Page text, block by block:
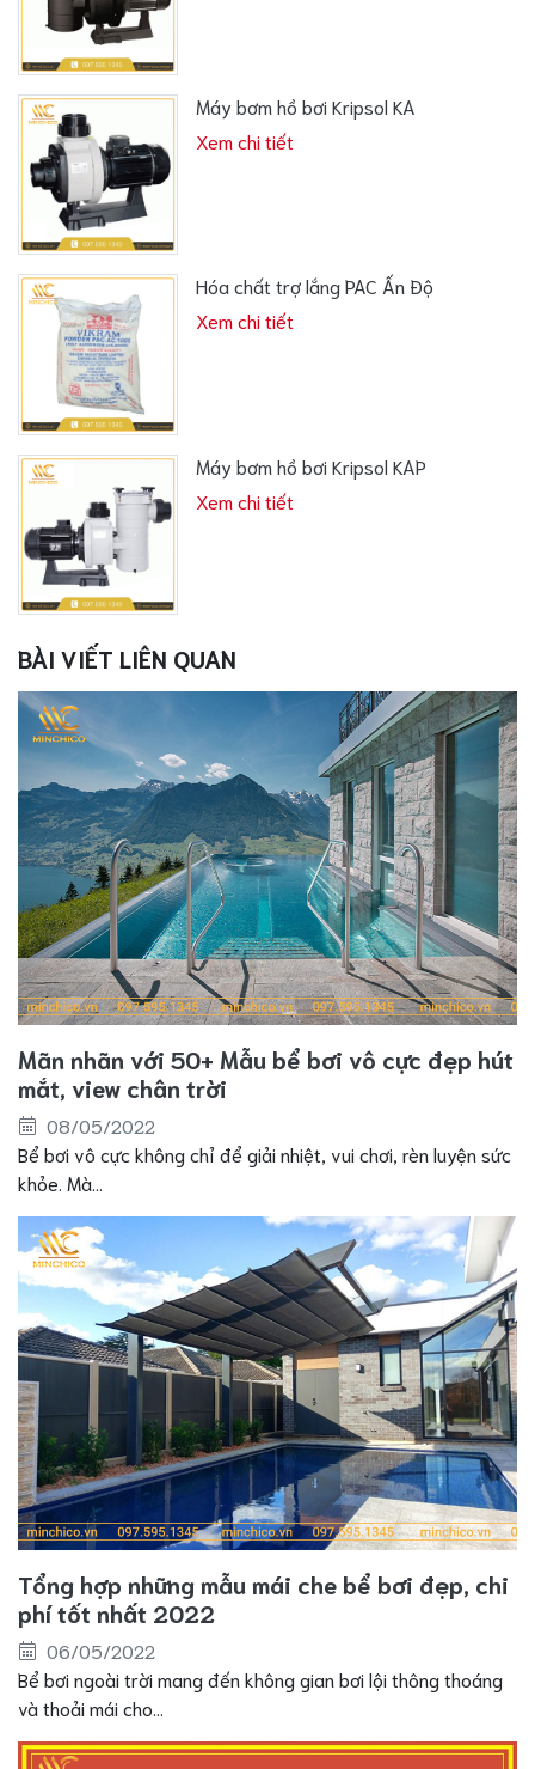
Máy bơm hồ bơi Kripsol KA
Xem chi tiết
Hóa chất trợ lắng PAC Ấn Độ
Xem chi tiết
Máy bơm hồ bơi Kripsol KAP
Xem chi tiết
BÀI VIẾT LIÊN QUAN
Mãn nhãn với 50+ Mẫu bể bơi vô cực đẹp hút
mắt, view chân trời
08/05/2022
Bể bơi vô cực không chỉ để giải nhiệt, vui chơi, rèn luyện sức
khỏe. Mà...
Tổng hợp những mẫu mái che bể bơi đẹp, chi
phí tốt nhất 2022
06/05/2022
Bể bơi ngoài trời mang đến không gian bơi lội thông thoáng
và thoải mái cho...